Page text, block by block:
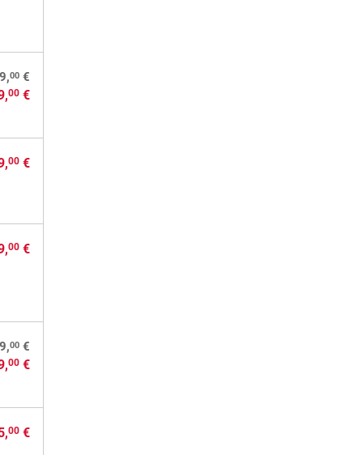
00 €
00 €
00 €
00 €
00 €
00 €
00 €